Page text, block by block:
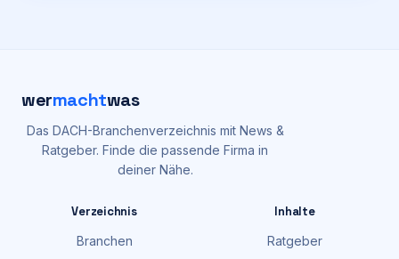
wermachtwas
Das DACH-Branchenverzeichnis mit News &
Ratgeber. Finde die passende Firma in
deiner Nähe.
Verzeichnis
Branchen
Inhalte
Ratgeber